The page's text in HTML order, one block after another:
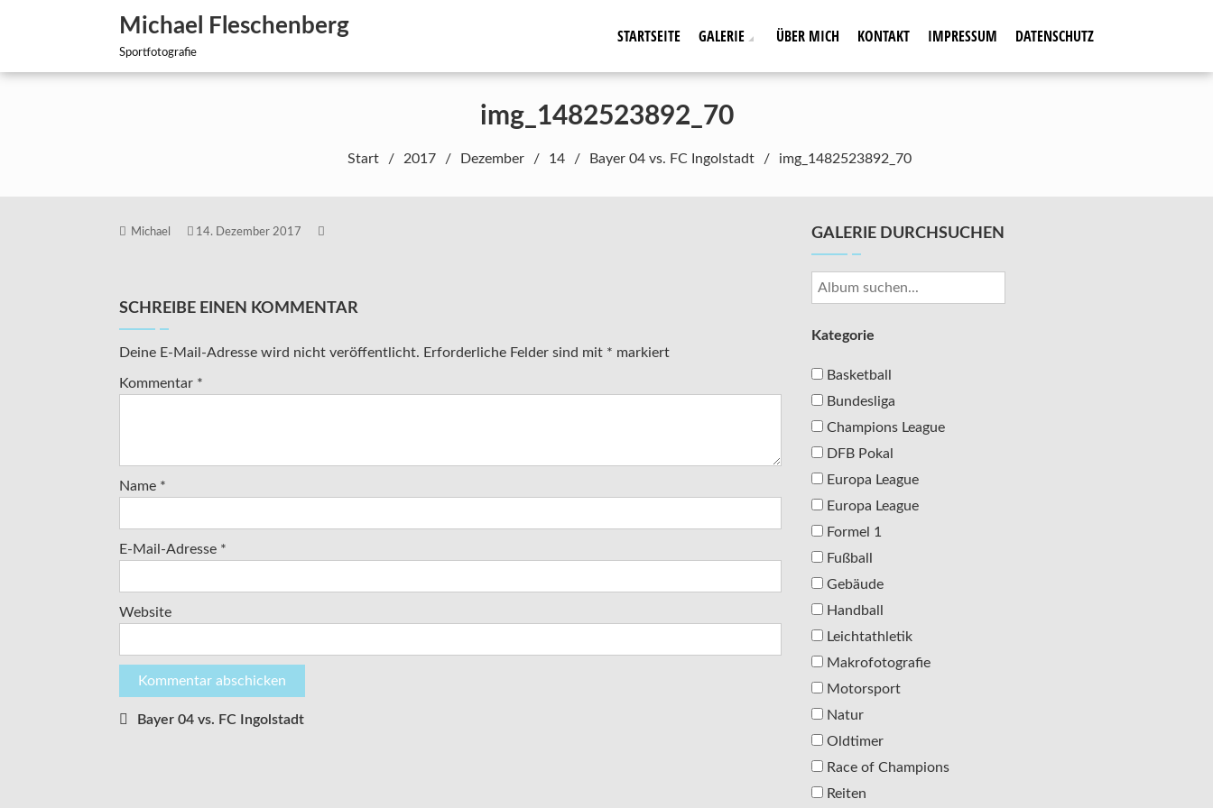
Michael Fleschenberg
Sportfotografie
STARTSEITE GALERIE ÜBER MICH KONTAKT IMPRESSUM DATENSCHUTZ
img_1482523892_70
Start 2017 Dezember 14 Bayer 04 vs. FC Ingolstadt img_1482523892_70
Michael 14. Dezember 2017
SCHREIBE EINEN KOMMENTAR
Deine E-Mail-Adresse wird nicht veröffentlicht. Erforderliche Felder sind mit * markiert
Kommentar *
Name *
E-Mail-Adresse *
Website
Beitragsnavigation
Bayer 04 vs. FC Ingolstadt
GALERIE DURCHSUCHEN
Kategorie
Basketball
Bundesliga
Champions League
DFB Pokal
Europa League
Europa League
Formel 1
Fußball
Gebäude
Handball
Leichtathletik
Makrofotografie
Motorsport
Natur
Oldtimer
Race of Champions
Reiten